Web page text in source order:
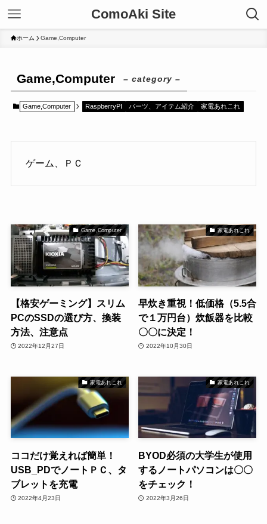
ComoAki Site
ホーム Game,Computer
Game,Computer – category –
Game,Computer RaspberryPI パーツ、アイテム紹介 家電あれこれ
ゲーム、ＰＣ
Game,Computer
【格安ゲーミング】スリム
PCのSSDの選び方、換装
方法、注意点
2022年12月27日
家電あれこれ
早炊き重視！低価格（5.5合
で１万円台）炊飯器を比較
〇〇に決定！
2022年10月30日
家電あれこれ
ココだけ覚えれば簡単！
USB_PDでノートＰＣ、タ
ブレットを充電
2022年4月23日
家電あれこれ
BYOD必須の大学生が使用
するノートパソコンは〇〇
をチェック！
2022年3月26日